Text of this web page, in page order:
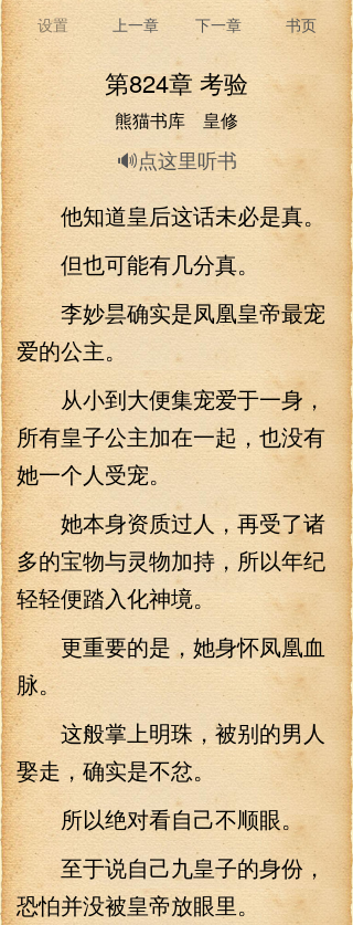
设置 上一章 下一章 书页
第824章 考验
熊猫书库 皇修
🔊点这里听书
他知道皇后这话未必是真。
但也可能有几分真。
李妙昙确实是凤凰皇帝最宠
爱的公主。
从小到大便集宠爱于一身，
所有皇子公主加在一起，也没有
她一个人受宠。
她本身资质过人，再受了诸
多的宝物与灵物加持，所以年纪
轻轻便踏入化神境。
更重要的是，她身怀凤凰血
脉。
这般掌上明珠，被别的男人
娶走，确实是不忿。
所以绝对看自己不顺眼。
至于说自己九皇子的身份，
恐怕并没被皇帝放眼里。